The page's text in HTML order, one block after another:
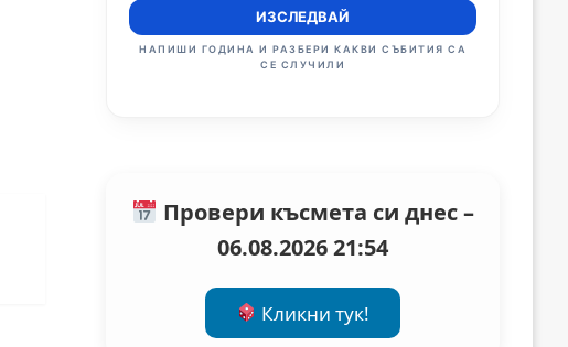
ИЗСЛЕДВАЙ
НАПИШИ ГОДИНА И РАЗБЕРИ КАКВИ СЪБИТИЯ СА
СЕ СЛУЧИЛИ
Провери късмета си днес –
06.08.2026 21:54
Кликни тук!